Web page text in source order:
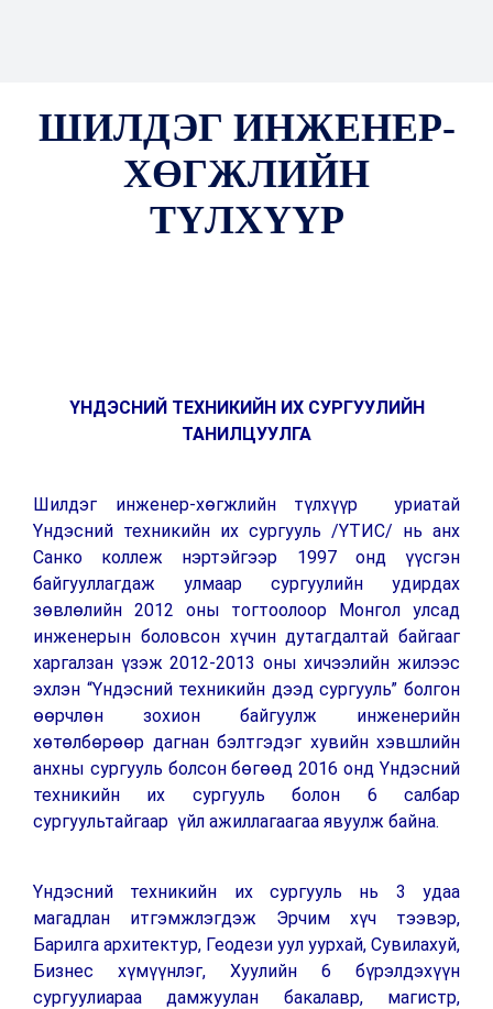
ШИЛДЭГ ИНЖЕНЕР-
ХӨГЖЛИЙН
ТҮЛХҮҮР
ҮНДЭСНИЙ ТЕХНИКИЙН ИХ СУРГУУЛИЙН
ТАНИЛЦУУЛГА
Шилдэг инженер-хөгжлийн түлхүүр уриатай
Үндэсний техникийн их сургууль /ҮТИС/ нь анх
Санко коллеж нэртэйгээр 1997 онд үүсгэн
байгууллагдаж улмаар сургуулийн удирдах
зөвлөлийн 2012 оны тогтоолоор Монгол улсад
инженерын боловсон хүчин дутагдалтай байгааг
харгалзан үзэж 2012-2013 оны хичээлийн жилээс
эхлэн “Үндэсний техникийн дээд сургууль” болгон
өөрчлөн зохион байгуулж инженерийн
хөтөлбөрөөр дагнан бэлтгэдэг хувийн хэвшлийн
анхны сургууль болсон бөгөөд 2016 онд Үндэсний
техникийн их сургууль болон 6 салбар
сургуультайгаар үйл ажиллагаагаа явуулж байна.
Үндэсний техникийн их сургууль нь 3 удаа
магадлан итгэмжлэгдэж Эрчим хүч тээвэр,
Барилга архитектур, Геодези уул уурхай, Сувилахуй,
Бизнес хүмүүнлэг, Хуулийн 6 бүрэлдэхүүн
сургуулиараа дамжуулан бакалавр, магистр,